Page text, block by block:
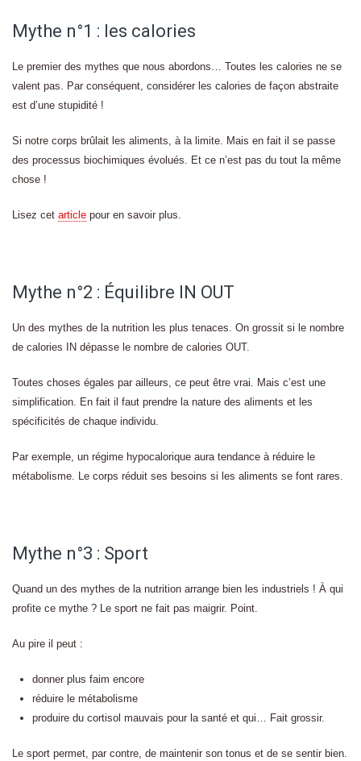
Mythe n°1 : les calories
Le premier des mythes que nous abordons… Toutes les calories ne se
valent pas. Par conséquent, considérer les calories de façon abstraite
est d’une stupidité !
Si notre corps brûlait les aliments, à la limite. Mais en fait il se passe
des processus biochimiques évolués. Et ce n’est pas du tout la même
chose !
Lisez cet article pour en savoir plus.
Mythe n°2 : Équilibre IN OUT
Un des mythes de la nutrition les plus tenaces. On grossit si le nombre
de calories IN dépasse le nombre de calories OUT.
Toutes choses égales par ailleurs, ce peut être vrai. Mais c’est une
simplification. En fait il faut prendre la nature des aliments et les
spécificités de chaque individu.
Par exemple, un régime hypocalorique aura tendance à réduire le
métabolisme. Le corps réduit ses besoins si les aliments se font rares.
Mythe n°3 : Sport
Quand un des mythes de la nutrition arrange bien les industriels ! À qui
profite ce mythe ? Le sport ne fait pas maigrir. Point.
Au pire il peut :
donner plus faim encore
réduire le métabolisme
produire du cortisol mauvais pour la santé et qui… Fait grossir.
Le sport permet, par contre, de maintenir son tonus et de se sentir bien.